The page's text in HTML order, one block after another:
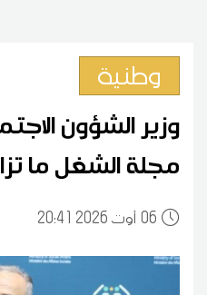
وطنية
وزير الشؤون
مجلة الشغل ما
0620:41 2026 أوت